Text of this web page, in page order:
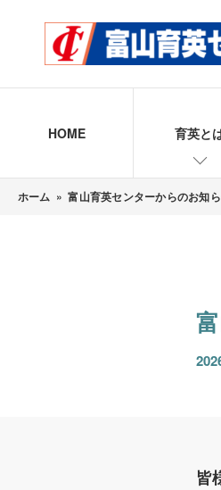
HOME 育英と
ホーム » 富山育英センターからのお知
皆